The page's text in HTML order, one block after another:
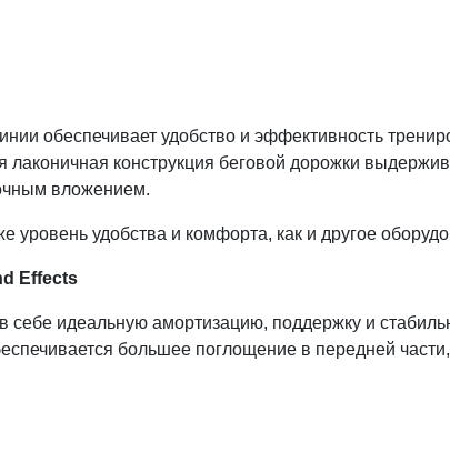
обеспечивает удобство и эффективность
лаконичная конструкция беговой дорожки
вложением.
уровень удобства и комфорта, как и другое
Effects
себе идеальную амортизацию, поддержку и
большее поглощение в передней